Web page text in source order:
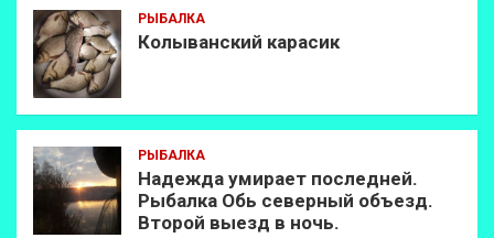
РЫБАЛКА
Колыванский карасик
РЫБАЛКА
Надежда умирает последней.
Рыбалка Обь северный объезд.
Второй выезд в ночь.